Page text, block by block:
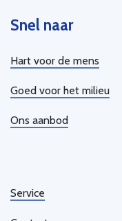
Snel naar
Hart voor de mens
Goed voor het milieu
Ons aanbod
Service